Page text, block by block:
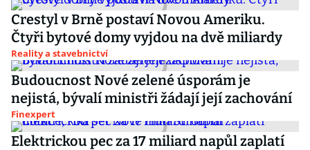
Crestyl v Brně postaví Novou Ameriku.
Čtyři bytové domy vyjdou na dvě miliardy
Reality a stavebnictví
Budoucnost Nové zelené úsporám je
nejistá, bývalí ministři žádají její zachování
Finexpert
Elektrickou pec za 17 miliard napůl zaplatí